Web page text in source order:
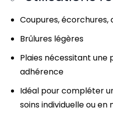
Coupures, écorchures,
Brûlures légères
Plaies nécessitant une
adhérence
Idéal pour compléter
soins individuelle ou en